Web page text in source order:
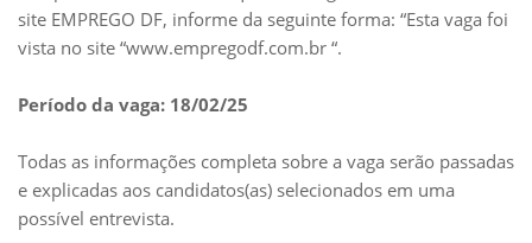
site EMPREGO DF, informe da seguinte forma: “Esta vaga foi
vista no site “www.empregodf.com.br “.
Período da vaga: 18/02/25
Todas as informações completa sobre a vaga serão passadas
e explicadas aos candidatos(as) selecionados em uma
possível entrevista.